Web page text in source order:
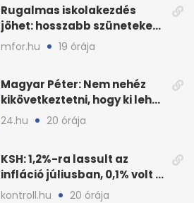
Rugalmas iskolakezdés
jöhet: hosszabb szüneteket
javasolnak szeptembertől
mfor.hu 19 órája
Magyar Péter: Nem nehéz
kikövetkeztetni, hogy ki lehet
a három jelölt
24.hu 20 órája
KSH: 1,2%-ra lassult az
infláció júliusban, 0,1% volt a
havi áresés
kontroll.hu 20 órája